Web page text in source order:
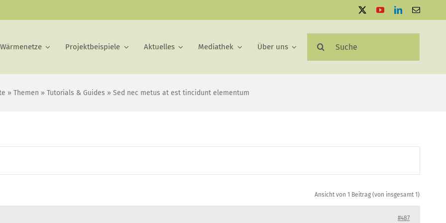
Projektbeispiele Aktuelles Mediathek Über uns
nach:
» Themen » Tutorials & Guides » Sed nec metus at est tincidunt elementum
Ansicht von 1 Beitrag (von insgesamt 1)
#487